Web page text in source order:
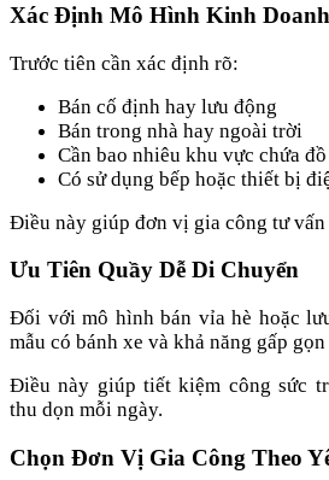
Xác Định Mô Hình Kinh Doanh
Trước tiên cần xác định rõ:
Bán cố định hay lưu động
Bán trong nhà hay ngoài trời
Cần bao nhiêu khu vực chứa đồ
Có sử dụng bếp hoặc thiết bị
Điều này giúp đơn vị gia công tư
Ưu Tiên Quầy Dễ Di Chuyển
Đối với mô hình bán vỉa hè hoặc
mẫu có bánh xe và khả năng gấp
Điều này giúp tiết kiệm công sức
thu dọn mỗi ngày.
Chọn Đơn Vị Gia Công Theo